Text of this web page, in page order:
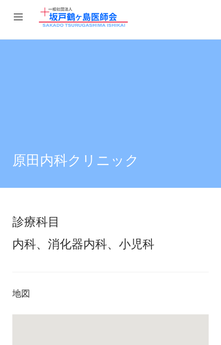
原田内科クリニック
診療科目
内科、消化器内科、小児科
地図